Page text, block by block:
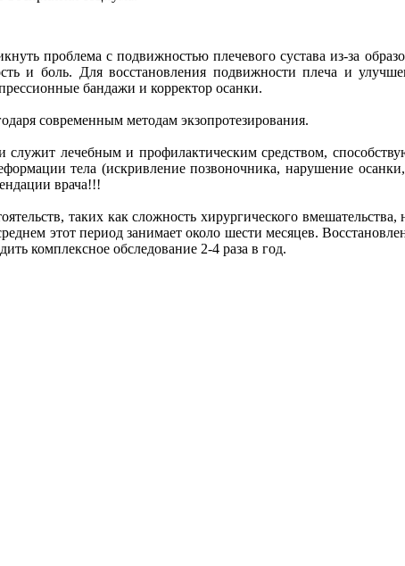
проблема с подвижностью плечевого сустава из-за
боль. Для восстановления подвижности плеча и
бандажи и корректор осанки.
современным методам экзопротезирования.
лечебным и профилактическим средством,
тела (искривление позвоночника, нарушение
врача!!!
таких как сложность хирургического
этот период занимает около шести месяцев.
комплексное обследование 2-4 раза в год.